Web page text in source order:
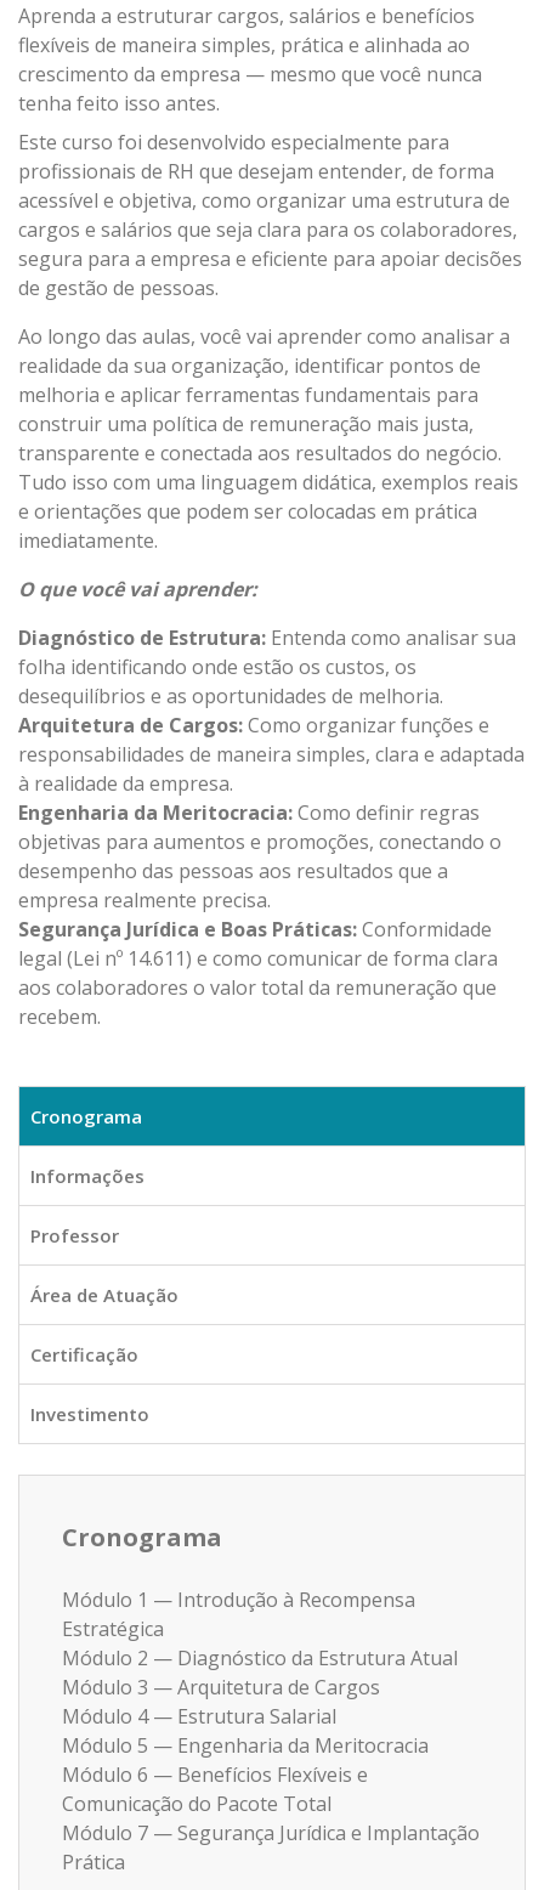
Aprenda a estruturar cargos, salários e benefícios
flexíveis de maneira simples, prática e alinhada ao
crescimento da empresa — mesmo que você nunca
tenha feito isso antes.
Este curso foi desenvolvido especialmente para
profissionais de RH que desejam entender, de forma
acessível e objetiva, como organizar uma estrutura de
cargos e salários que seja clara para os colaboradores,
segura para a empresa e eficiente para apoiar decisões
de gestão de pessoas.
Ao longo das aulas, você vai aprender como analisar a
realidade da sua organização, identificar pontos de
melhoria e aplicar ferramentas fundamentais para
construir uma política de remuneração mais justa,
transparente e conectada aos resultados do negócio.
Tudo isso com uma linguagem didática, exemplos reais
e orientações que podem ser colocadas em prática
imediatamente.
O que você vai aprender:
Diagnóstico de Estrutura: Entenda como analisar sua
folha identificando onde estão os custos, os
desequilíbrios e as oportunidades de melhoria.
Arquitetura de Cargos:Como organizar funções e
responsabilidades de maneira simples, clara e adaptada
à realidade da empresa.
Engenharia da Meritocracia:Como definir regras
objetivas para aumentos e promoções, conectando o
desempenho das pessoas aos resultados que a
empresa realmente precisa.
Segurança Jurídica e Boas Práticas:Conformidade
legal (Lei nº 14.611) e como comunicar de forma clara
aos colaboradores o valor total da remuneração que
recebem.
Cronograma
Informações
Professor
Área de Atuação
Certificação
Investimento
Cronograma
Módulo 1 — Introdução à Recompensa
Estratégica
Módulo 2 — Diagnóstico da Estrutura Atual
Módulo 3 — Arquitetura de Cargos
Módulo 4 — Estrutura Salarial
Módulo 5 — Engenharia da Meritocracia
Módulo 6 — Benefícios Flexíveis e
Comunicação do Pacote Total
Módulo 7 — Segurança Jurídica e Implantação
Prática